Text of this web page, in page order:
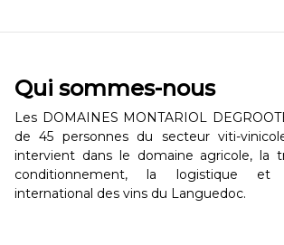
Qui sommes-nous
Les DOMAINES MONTARIOL
de 45 personnes du secteur viti-
intervient dans le domaine agricole, la
conditionnement, la logistique
international des vins du Languedoc.